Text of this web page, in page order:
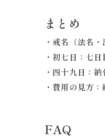
まとめ
・戒名（法名・
・初七日： 七日
・四十九日： 納
・費用の見方：
FAQ